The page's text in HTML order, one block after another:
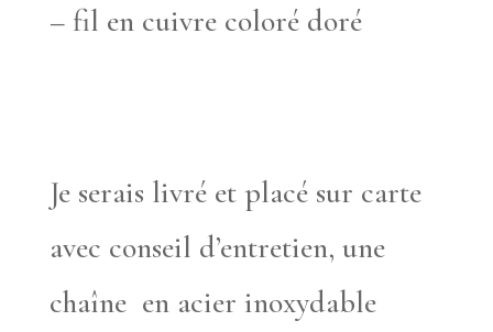
– fil en cuivre coloré doré
Je serais livré et placé sur carte
avec conseil d’entretien, une
chaîne en acier inoxydable